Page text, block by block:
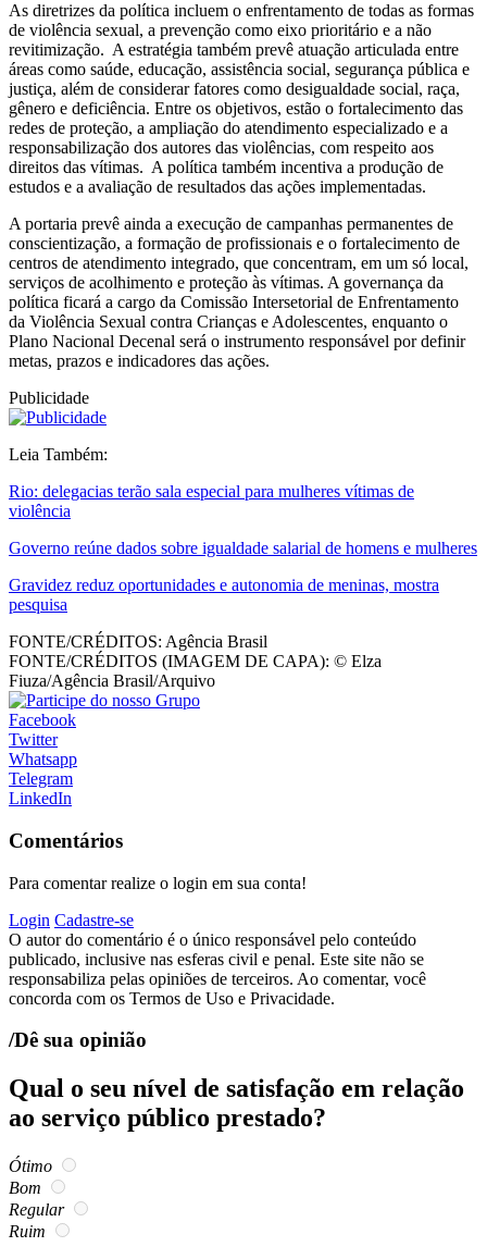
As diretrizes da política incluem o enfrentamento de todas as formas
de violência sexual, a prevenção como eixo prioritário e a não
revitimização. A estratégia também prevê atuação articulada entre
áreas como saúde, educação, assistência social, segurança pública e
justiça, além de considerar fatores como desigualdade social, raça,
gênero e deficiência. Entre os objetivos, estão o fortalecimento das
redes de proteção, a ampliação do atendimento especializado e a
responsabilização dos autores das violências, com respeito aos
direitos das vítimas. A política também incentiva a produção de
estudos e a avaliação de resultados das ações implementadas.
A portaria prevê ainda a execução de campanhas permanentes de
conscientização, a formação de profissionais e o fortalecimento de
centros de atendimento integrado, que concentram, em um só local,
serviços de acolhimento e proteção às vítimas. A governança da
política ficará a cargo da Comissão Intersetorial de Enfrentamento
da Violência Sexual contra Crianças e Adolescentes, enquanto o
Plano Nacional Decenal será o instrumento responsável por definir
metas, prazos e indicadores das ações.
Publicidade
Leia Também:
Rio: delegacias terão sala especial para mulheres vítimas de
violência
Governo reúne dados sobre igualdade salarial de homens e mulheres
Gravidez reduz oportunidades e autonomia de meninas, mostra
pesquisa
FONTE/CRÉDITOS: Agência Brasil
FONTE/CRÉDITOS (IMAGEM DE CAPA): © Elza
Fiuza/Agência Brasil/Arquivo
Facebook
Twitter
Whatsapp
Telegram
LinkedIn
Comentários
Para comentar realize o login em sua conta!
Login Cadastre-se
O autor do comentário é o único responsável pelo conteúdo
publicado, inclusive nas esferas civil e penal. Este site não se
responsabiliza pelas opiniões de terceiros. Ao comentar, você
concorda com os Termos de Uso e Privacidade.
/Dê sua opinião
Qual o seu nível de satisfação em relação
ao serviço público prestado?
Ótimo
Bom
Regular
Ruim